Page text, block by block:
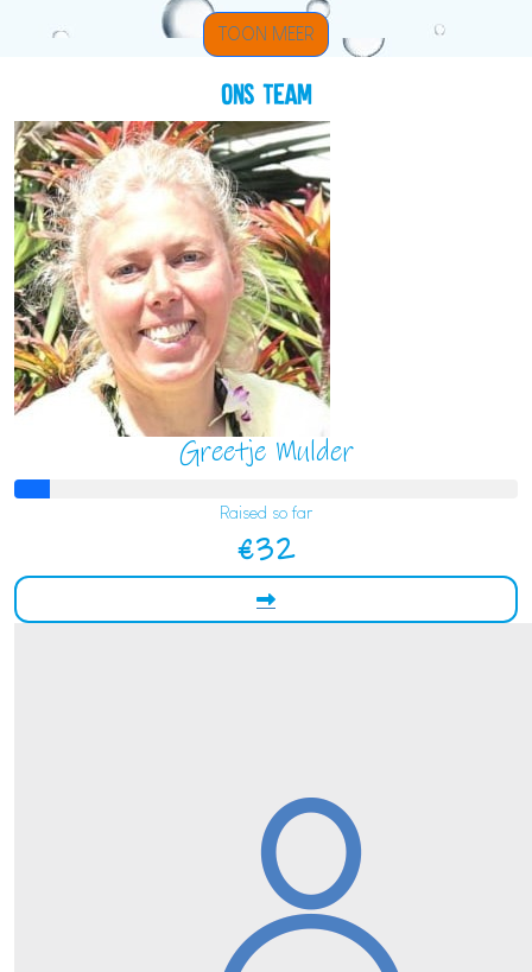
TOON MEER
Ons team
Greetje Mulder
Raised so far
€32